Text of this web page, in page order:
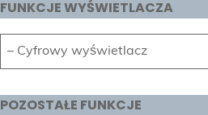
FUNKCJE WYŚWIETLACZA
– Cyfrowy wyświetlacz
POZOSTAŁE FUNKCJE